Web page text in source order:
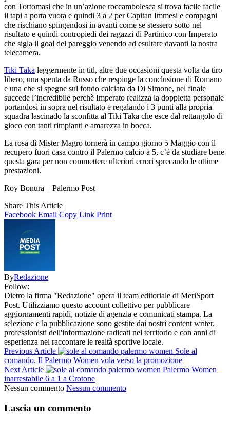
con Tortomasi che in un’azione roccambolesca si trova facile facile
il tapi a porta vuota e quindi 3 a 2 per Capitan Immesi e compagni
che rischiano spingendosi in avanti come se stessero sotto nel
risultato e quindi contropiedi dei ragazzi di Partinico con Imperato
che sigla il goal del pareggio venendo ad esultare davanti la nostra
telecamera.
Tiki Taka leggermente in titl, altre due occasioni questa volta da tiro
libero, una spenta da Russo che respinge la conclusione di Romano
e una che si spegne sul fondo calciata da Di Simone, nel finale
succede l’incredibile perchè Imperato realizza la doppietta personale
portandosi in sopra nel risultato e regalando i 3 punti alla propria
squadra lascinado la sconfitta al Tiki Taka che esce dal rettangolo di
gioco con tanti rimpianti e amarezza in bocca.
La rosa di Mister Magro tornerà in campo giorno 5 Maggio con il
recupero fuori casa contro il Palermo calcio a 5, c’è da studiare bene
questa gara per non commettere ulteriori errori sprecando le ottime
prestazioni.
Roy Bonura – Palermo Post
Share This Article
Facebook Email Copy Link Print
ByRedazione
Follow:
Dietro la firma "Redazione" opera il team editoriale di MeriSport
Post. Utilizziamo questo account collettivo per pubblicare
aggiornamenti rapidi, notizie di agenzia e comunicati stampa. La
selezione e la pubblicazione sono gestite dai nostri content writer,
professionisti dell'informazione radicati nel territorio e con anni di
esperienza nel raccontare le realtà sportive locale.
Previous Article
Sole al
comando. Il Palermo Women vola verso la promozione
Next Article
Palermo Women
inarrestabile 6 a 1 a Crotone
Nessun commento Nessun commento
Lascia un commento